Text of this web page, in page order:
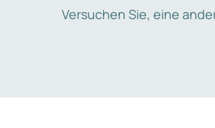
Versuchen Sie, eine